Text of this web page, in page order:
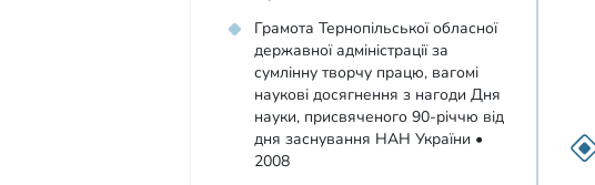
Грамота Тернопільської обласної
державної адміністрації за
сумлінну творчу працю, вагомі
наукові досягнення з нагоди Дня
науки, присвяченого 90-річчю від
дня заснування НАН України •
2008